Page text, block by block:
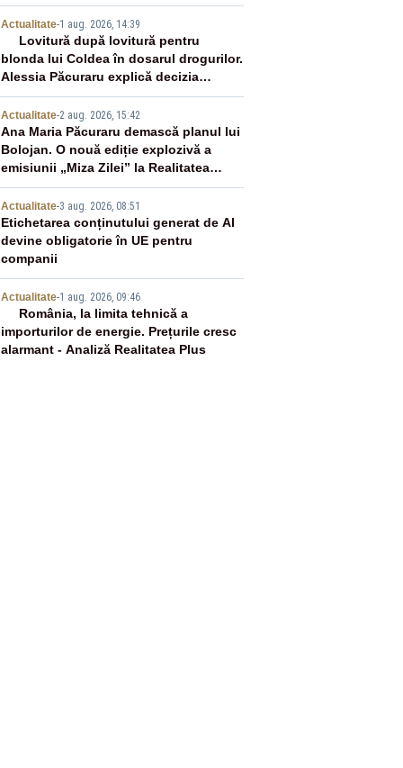
Actualitate-1 aug. 2026, 14:39
Lovitură după lovitură pentru
blonda lui Coldea în dosarul drogurilor.
Alessia Păcuraru explică decizia
magistraților
Actualitate-2 aug. 2026, 15:42
Ana Maria Păcuraru demască planul lui
Bolojan. O nouă ediție explozivă a
emisiunii „Miza Zilei” la Realitatea
PLUS
Actualitate-3 aug. 2026, 08:51
Etichetarea conținutului generat de AI
devine obligatorie în UE pentru
companii
Actualitate-1 aug. 2026, 09:46
România, la limita tehnică a
importurilor de energie. Prețurile cresc
alarmant - Analiză Realitatea Plus